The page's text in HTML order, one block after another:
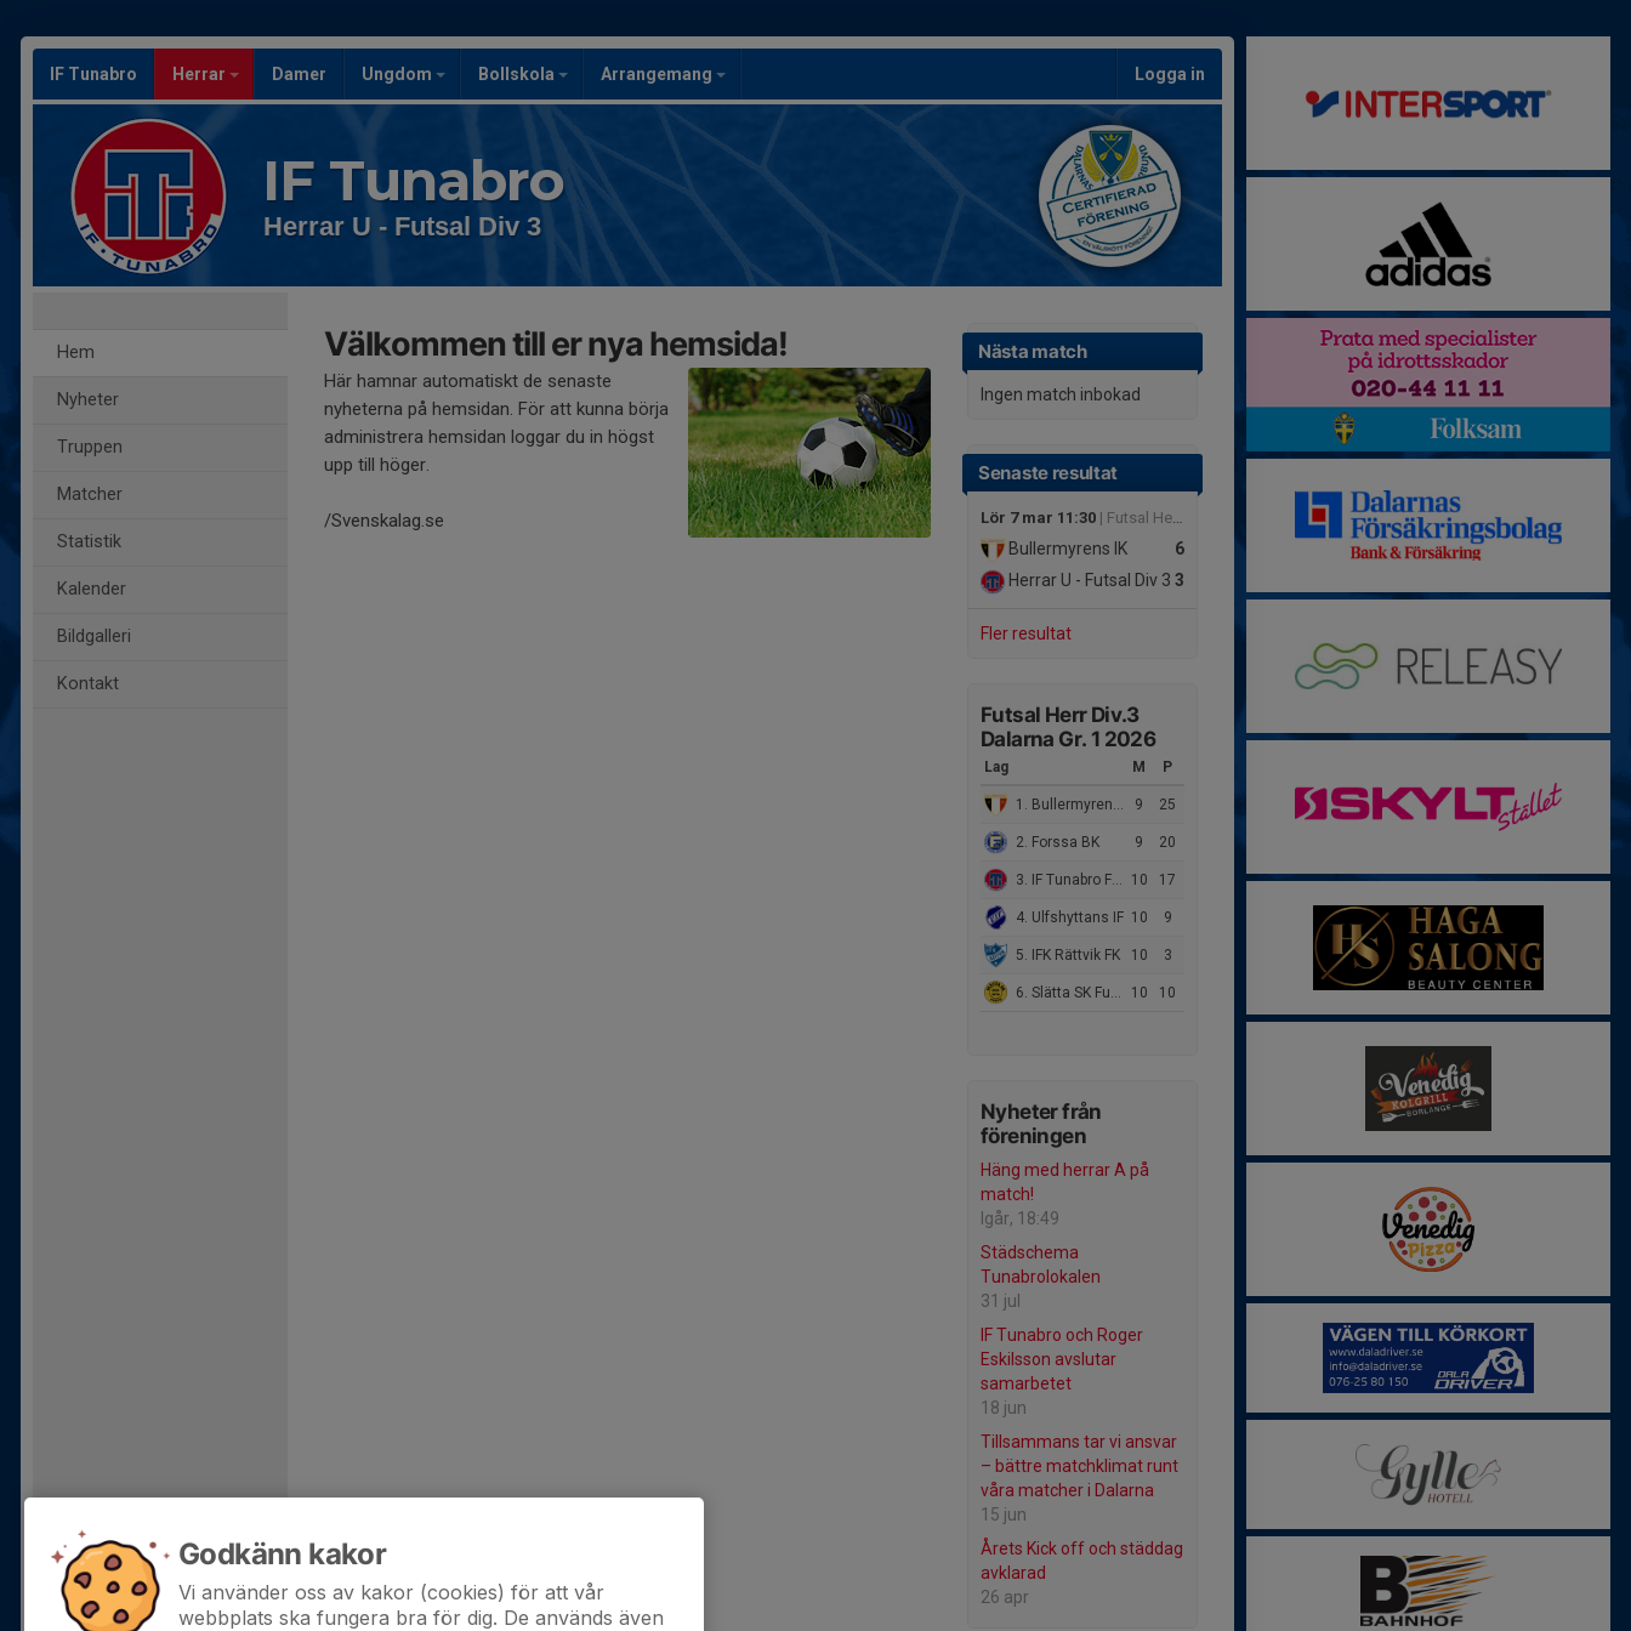
IF Tunabro Herrar Damer Ungdom Bollskola Arrangemang Logga in
IF Tunabro
Herrar U - Futsal Div 3
Hem
Nyheter
Truppen
Matcher
Statistik
Kalender
Bildgalleri
Kontakt
Nästa match
Ingen match inbokad
Senaste resultat
Lör 7 mar 11:30 | Futsal Herr Div.3 Dalarna Slutspel
6
Bullermyrens IK
3
Herrar U - Futsal Div 3
Fler resultat
Futsal Herr Div.3
Dalarna Gr. 1 2026
Lag M P
1. Bullermyrens IK 9 25
2. Forssa BK 9 20
3. IF Tunabro Futsal U 10 17
4. Ulfshyttans IF 10 9
5. IFK Rättvik FK 10 3
6. Slätta SK Futsal 10 10
Nyheter från
föreningen
Häng med herrar A på
match!
Igår, 18:49
Städschema
Tunabrolokalen
31 jul
IF Tunabro och Roger
Eskilsson avslutar
samarbetet
18 jun
Tillsammans tar vi ansvar
– bättre matchklimat runt
våra matcher i Dalarna
15 jun
Årets Kick off och städdag
avklarad
26 apr
Välkommen till er nya hemsida!
Här hamnar automatiskt de senaste
nyheterna på hemsidan. För att kunna börja
administrera hemsidan loggar du in högst
upp till höger.
/Svenskalag.se
Godkänn kakor
Vi använder oss av kakor (cookies) för att vår
webbplats ska fungera bra för dig. De används även